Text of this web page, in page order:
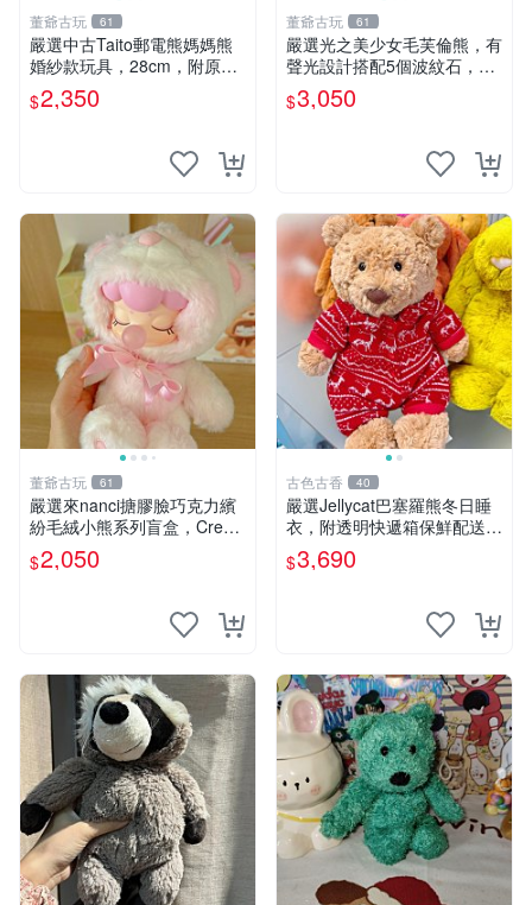
董爺古玩 61
嚴選中古Taito郵電熊媽媽熊
婚紗款玩具，28cm，附原
盒，保存極佳實拍，婚紗細節
清晰可見，偶像收藏推薦 婚
$2,350
董爺古玩 61
嚴選光之美少女毛芙倫熊，有
聲光設計搭配5個波紋石，成
色完美如圖。爽快附電池，讓
愛心不打折扣。 光之美少女
$3,050
董爺古玩 61
嚴選來nanci搪膠臉巧克力繽
紛毛絨小熊系列盲盒，Crea
my櫻花巧藝盲盒 隱藏款Crea
my櫻花巧藝 嬰熊盲盒娃娃 樂
$2,050
古色古香 40
嚴選Jellycat巴塞羅熊冬日睡
衣，附透明快遞箱保鮮配送，
童趣可愛可收藏 巴塞羅熊 睡
衣 透明袋
$3,690